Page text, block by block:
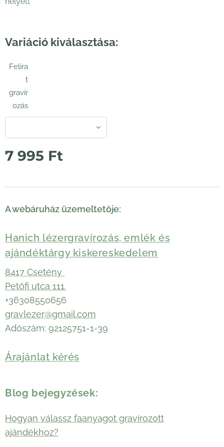
Variáció kiválasztása:
Felira
t
gravír
ozás
7 995 Ft
A webáruház üzemeltetője:
Hanich lézergravírozás, emlék és
ajándéktárgy kiskereskedelem
8417 Csetény
Petőfi utca 111.
+36308550656
gravlezer@gmail.com
Adószám: 92125751-1-39
Árajánlat kérés
Blog bejegyzések:
Hogyan válassz faanyagot gravírozott
ajándékhoz?